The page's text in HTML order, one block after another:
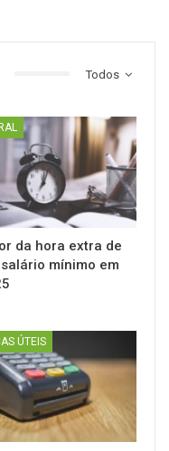
Todos
da hora extra de
mínimo em
ÚTEIS